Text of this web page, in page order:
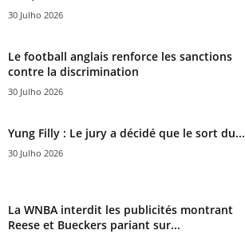
30 Julho 2026
Le football anglais renforce les sanctions
contre la discrimination
30 Julho 2026
Yung Filly : Le jury a décidé que le sort du...
30 Julho 2026
La WNBA interdit les publicités montrant
Reese et Bueckers pariant sur...